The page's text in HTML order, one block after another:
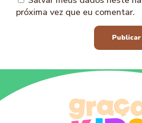
próxima vez que eu comentar.